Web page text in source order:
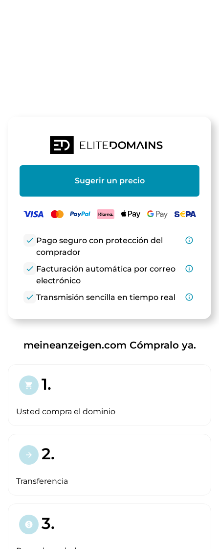
Sugerir un precio
check Pago seguro con protección del
comprador
info_outline
check Facturación automática por correo
electrónico
info_outline
check Transmisión sencilla en tiempo real info_outline
meineanzeigen.com Cómpralo ya.
shopping_cart 1.
Usted compra el dominio
arrow_forward 2.
Transferencia
paid 3.